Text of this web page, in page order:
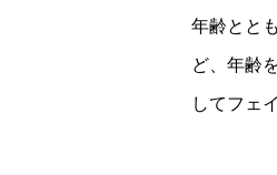
年齢とと
ど、年齢
してフェ